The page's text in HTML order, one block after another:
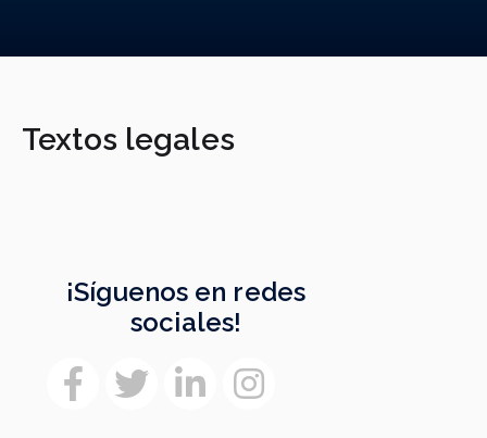
Textos legales
¡Síguenos en redes
sociales!